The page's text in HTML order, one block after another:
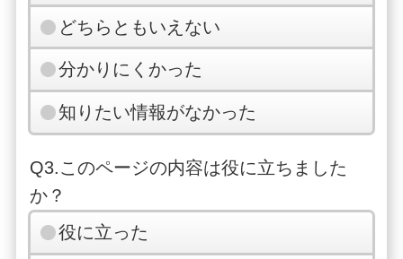
どちらともいえない
分かりにくかった
知りたい情報がなかった
Q3.このページの内容は役に立ちました
か？
役に立った